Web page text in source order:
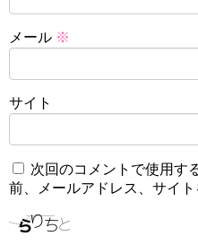
メール ※
サイト
次回のコメントで使用す
前、メールアドレス、サイト